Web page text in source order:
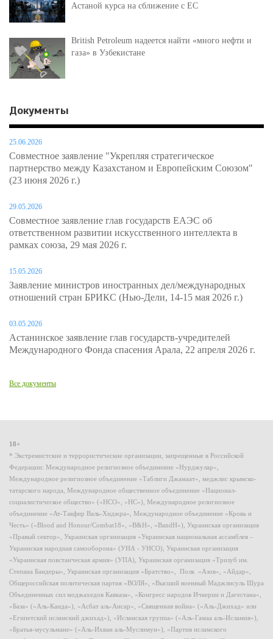
Астаной курса на сближение с ЕС
British Petroleum надеется найти «много нефти и
газа» в Узбекистане
Документы
25.06.2026
Совместное заявление "Укрепляя стратегическое
партнерство между Казахстаном и Европейским Союзом"
(23 июня 2026 г.)
29.05.2026
Совместное заявление глав государств ЕАЭС об
ответственном развитии искусственного интеллекта в
рамках союза, 29 мая 2026 г.
15.05.2026
Заявление министров иностранных дел/международных
отношений стран БРИКС (Нью-Дели, 14-15 мая 2026 г.)
03.05.2026
Астанинское заявление глав государств-учредителей
Международного Фонда спасения Арала, 22 апреля 2026 г.
Все документы
18+
* Экстремистские и террористические организации, запрещенные в Российской
Федерации: Международное религиозное объединение «Нурджулар»,
Международное религиозное объединение «Таблиги Джамаат», меджлис крымско-
татарского народа, Международное общественное объединение «Национал-
социалистическое общество» («НСО», «НС»), Международное религиозное
объединение «Ат-Такфир Валь-Хиджра», Международное объединение «Кровь и
Честь» («Blood and Honour/Combat18», «B&H», «BandH»), Украинская организация
«Правый сектор», Украинская организация «Украинская национальная ассамблея –
Украинская народная самооборона» (УНА - УНСО), Украинская организация
«Украинская повстанческая армия» (УПА), Украинская организация «Тризуб им.
Степана Бандеры», Украинская организация «Братство», Полк «Азов», «Айдар»,
Общероссийская политическая партия «ВОЛЯ», «Высший военный Маджлисуль Шура
Объединенных сил моджахедов Кавказа», «Конгресс народов Ичкерии и Дагестана»,
«База» («Аль-Каида»), «Асбат аль-Ансар», «Священная война» («Аль-Джихад» или
«Египетский исламский джихад»), «Исламская группа» («Аль-Гамаа аль-Исламия»),
«Братья-мусульмане» («Аль-Ихван аль-Муслимун»), «Партия исламского